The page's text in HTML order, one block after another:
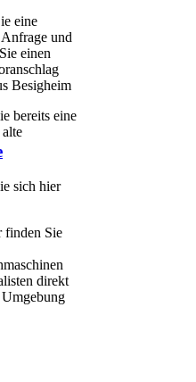
eine
und
einen
Besigheim
bereits eine
alte
sich hier
finden Sie
direkt